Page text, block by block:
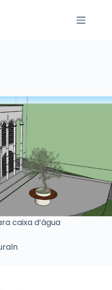
caixa d’água